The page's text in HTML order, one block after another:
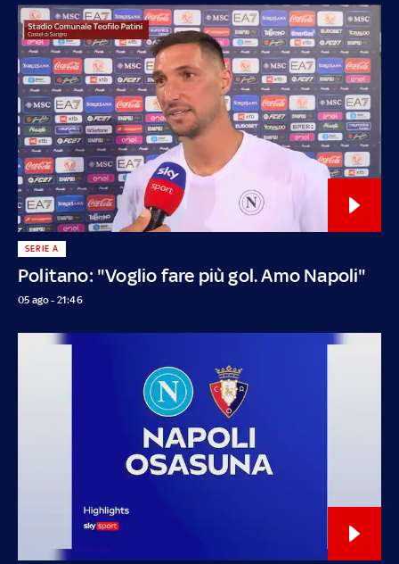
Politano: "Voglio fare più gol. Amo Napoli"
SERIE A
05 ago - 21:46